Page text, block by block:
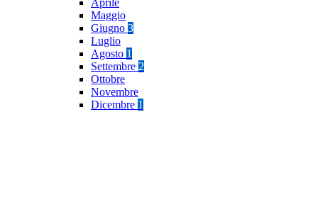
Aprile
Maggio
Giugno 3
Luglio
Agosto 1
Settembre 2
Ottobre
Novembre
Dicembre 1